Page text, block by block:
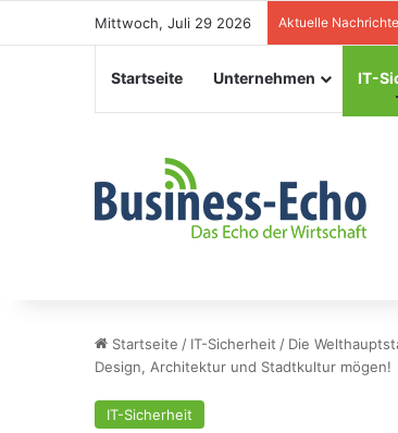
Mittwoch, Juli 29 2026 Aktuelle
Startseite Unternehmen IT-
Startseite / IT-Sicherheit / Die
Design, Architektur und Stadtkultur mögen!
IT-Sicherheit